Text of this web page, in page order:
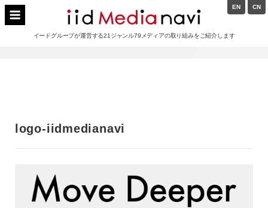
Skip
イードメディアナビ
イードグループが運営する21ジャンル79メディアの取り組みをご紹介します
EN CN
logo-iidmedianavi